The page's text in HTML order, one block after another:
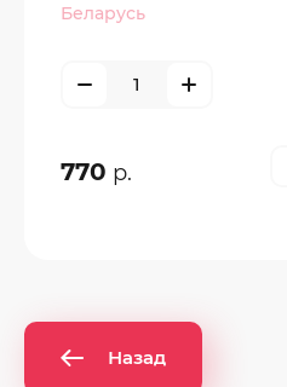
Беларусь
770 р.
Назад